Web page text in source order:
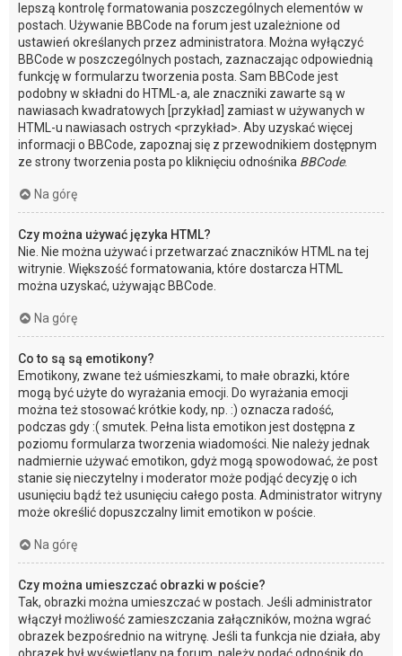
lepszą kontrolę formatowania poszczególnych elementów w
postach. Używanie BBCode na forum jest uzależnione od
ustawień określanych przez administratora. Można wyłączyć
BBCode w poszczególnych postach, zaznaczając odpowiednią
funkcję w formularzu tworzenia posta. Sam BBCode jest
podobny w składni do HTML-a, ale znaczniki zawarte są w
nawiasach kwadratowych [przykład] zamiast w używanych w
HTML-u nawiasach ostrych <przykład>. Aby uzyskać więcej
informacji o BBCode, zapoznaj się z przewodnikiem dostępnym
ze strony tworzenia posta po kliknięciu odnośnika BBCode.
Na górę
Czy można używać języka HTML?
Nie. Nie można używać i przetwarzać znaczników HTML na tej
witrynie. Większość formatowania, które dostarcza HTML
można uzyskać, używając BBCode.
Na górę
Co to są są emotikony?
Emotikony, zwane też uśmieszkami, to małe obrazki, które
mogą być użyte do wyrażania emocji. Do wyrażania emocji
można też stosować krótkie kody, np. :) oznacza radość,
podczas gdy :( smutek. Pełna lista emotikon jest dostępna z
poziomu formularza tworzenia wiadomości. Nie należy jednak
nadmiernie używać emotikon, gdyż mogą spowodować, że post
stanie się nieczytelny i moderator może podjąć decyzję o ich
usunięciu bądź też usunięciu całego posta. Administrator witryny
może określić dopuszczalny limit emotikon w poście.
Na górę
Czy można umieszczać obrazki w poście?
Tak, obrazki można umieszczać w postach. Jeśli administrator
włączył możliwość zamieszczania załączników, można wgrać
obrazek bezpośrednio na witrynę. Jeśli ta funkcja nie działa, aby